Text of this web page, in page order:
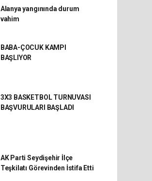
Alanya yangınında durum
vahim
BABA-ÇOCUK KAMPI
BAŞLIYOR
3X3 BASKETBOL TURNUVASI
BAŞVURULARI BAŞLADI
AK Parti Seydişehir İlçe
Teşkilatı Görevinden İstifa Etti